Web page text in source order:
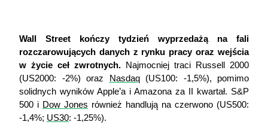
Wall Street kończy tydzień wyprzedażą na fali
rozczarowujących danych z rynku pracy oraz wejścia
w życie ceł zwrotnych.
Najmocniej traci Russell 2000
(US2000: -2%) oraz
Nasdaq (US100: -1,5%), pomimo
solidnych wyników Apple’a i Amazona za II kwartał. S&P
500 i Dow Jones również handlują na czerwono (US500:
-1,4%; US30: -1,25%).